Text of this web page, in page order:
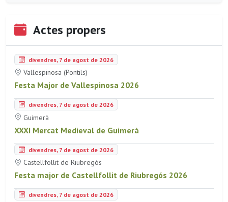
Actes propers
divendres, 7 de agost de 2026
Vallespinosa (Pontils)
Festa Major de Vallespinosa 2026
divendres, 7 de agost de 2026
Guimerà
XXXI Mercat Medieval de Guimerà
divendres, 7 de agost de 2026
Castellfollit de Riubregós
Festa major de Castellfollit de Riubregós 2026
divendres, 7 de agost de 2026